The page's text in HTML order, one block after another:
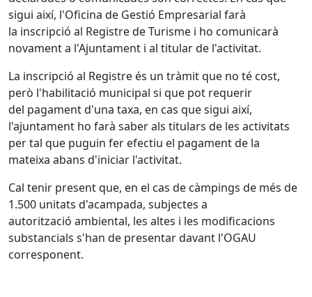
sigui així, l'Oficina de Gestió Empresarial farà
la inscripció al Registre de Turisme i ho comunicarà
novament a l'Ajuntament i al titular de l'activitat.
La inscripció al Registre és un tràmit que no té cost,
però l'habilitació municipal si que pot requerir
del pagament d'una taxa, en cas que sigui així,
l'ajuntament ho farà saber als titulars de les activitats
per tal que puguin fer efectiu el pagament de la
mateixa abans d'iniciar l'activitat.
Cal tenir present que, en el cas de càmpings de més de
1.500 unitats d'acampada, subjectes a
autorització ambiental, les altes i les modificacions
substancials s'han de presentar davant l'OGAU
corresponent.